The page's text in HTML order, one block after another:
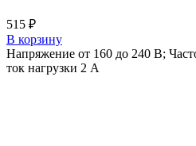
515 ₽
В корзину
Напряжение от 160 до 240 В;
ток нагрузки 2 A